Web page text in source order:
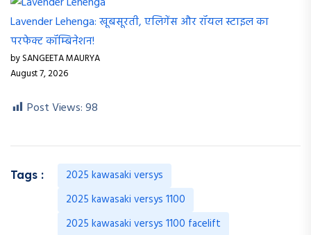
Lavender Lehenga: खूबसूरती, एलिगेंस और रॉयल स्टाइल का
परफेक्ट कॉम्बिनेशन!
by SANGEETA MAURYA
August 7, 2026
Post Views:98
Tags :
2025 kawasaki versys
2025 kawasaki versys 1100
2025 kawasaki versys 1100 facelift